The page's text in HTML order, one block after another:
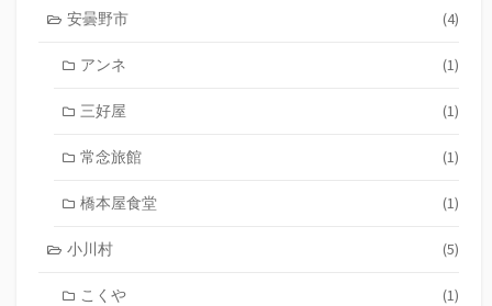
安曇野市 (4)
アンネ (1)
三好屋 (1)
常念旅館 (1)
橋本屋食堂 (1)
小川村 (5)
こくや (1)